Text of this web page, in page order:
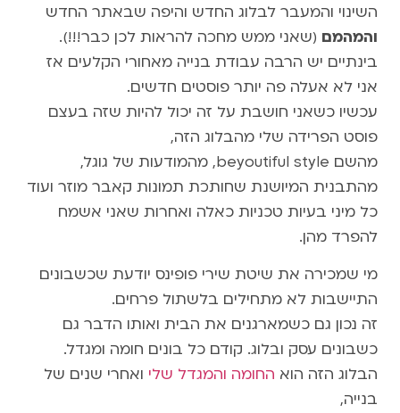
השינוי והמעבר לבלוג החדש והיפה שבאתר החדש
והמהמם (שאני ממש מחכה להראות לכן כבר!!!).
בינתיים יש הרבה עבודת בנייה מאחורי הקלעים אז
אני לא אעלה פה יותר פוסטים חדשים.
עכשיו כשאני חושבת על זה יכול להיות שזה בעצם
פוסט הפרידה שלי מהבלוג הזה,
מהשם beyoutiful style, מהמודעות של גוגל,
מהתבנית המיושנת שחותכת תמונות קאבר מוזר ועוד
כל מיני בעיות טכניות כאלה ואחרות שאני אשמח
להפרד מהן.
מי שמכירה את שיטת שירי פופינס יודעת שכשבונים
התיישבות לא מתחילים בלשתול פרחים.
זה נכון גם כשמארגנים את הבית ואותו הדבר גם
כשבונים עסק ובלוג. קודם כל בונים חומה ומגדל.
הבלוג הזה הוא החומה והמגדל שלי ואחרי שנים של
בנייה,